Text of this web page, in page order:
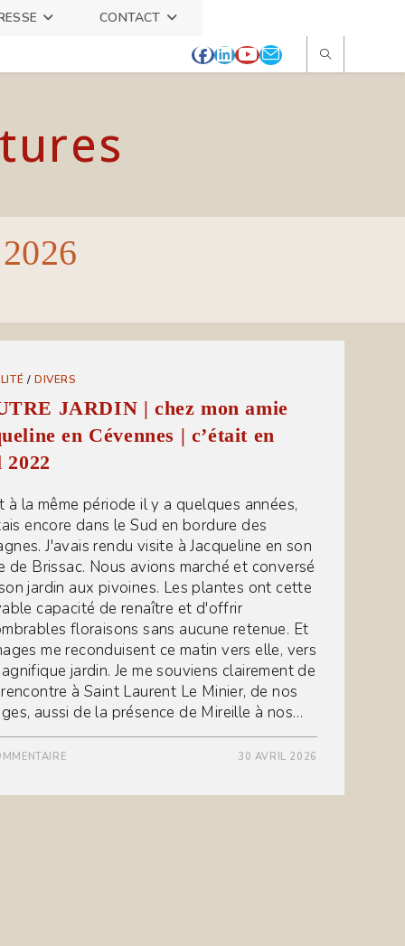
CONTACT
/DIVERS
JARDIN | chez mon amie
en Cévennes | c’était en
à la même période il y a quelques années,
encore dans le Sud en bordure des
J'avais rendu visite à Jacqueline en son
de Brissac. Nous avions marché et conversé
jardin aux pivoines. Les plantes ont cette
capacité de renaître et d'offrir
floraisons sans aucune retenue. Et
me reconduisent ce matin vers elle, vers
jardin. Je me souviens clairement de
à Saint Laurent Le Minier, de nos
aussi de la présence de Mireille à nos…
30 AVRIL 2026